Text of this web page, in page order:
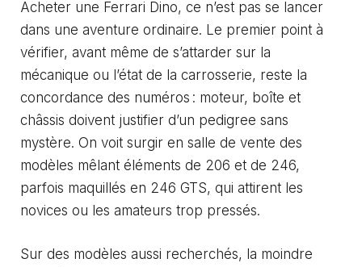
Acheter une Ferrari Dino, ce n’est pas se lancer
dans une aventure ordinaire. Le premier point à
vérifier, avant même de s’attarder sur la
mécanique ou l’état de la carrosserie, reste la
concordance des numéros : moteur, boîte et
châssis doivent justifier d’un pedigree sans
mystère. On voit surgir en salle de vente des
modèles mêlant éléments de 206 et de 246,
parfois maquillés en 246 GTS, qui attirent les
novices ou les amateurs trop pressés.
Sur des modèles aussi recherchés, la moindre